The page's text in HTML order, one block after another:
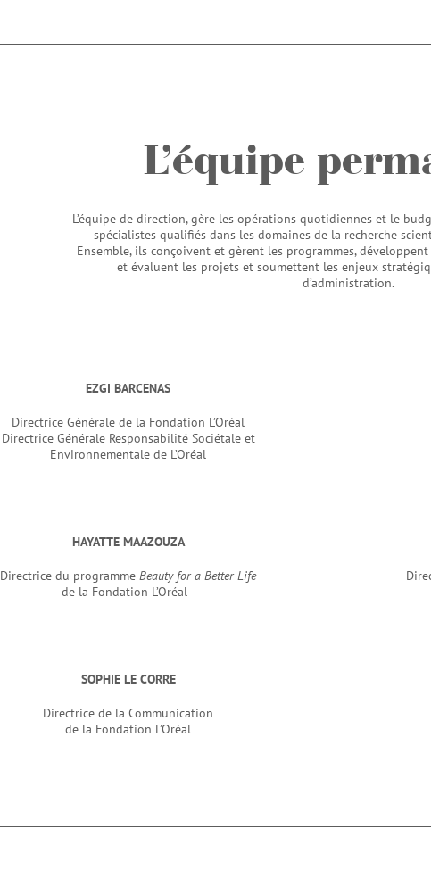
L’équipe
L’équipe de direction, gère les opérations quotidiennes et le
spécialistes qualifiés dans les domaines de la recherche
Ensemble, ils conçoivent et gèrent les programmes,
et évaluent les projets et soumettent les enjeux
d’administration.
EZGI BARCENAS
Directrice Générale de la Fondation L’Oréal
Directrice Générale Responsabilité Sociétale et
Environnementale de L’Oréal
HAYATTE MAAZOUZA
Directrice du programmeBeauty for a Better Life
de la Fondation L’Oréal
SOPHIE LE CORRE
Directrice de la Communication
de la Fondation L’Oréal